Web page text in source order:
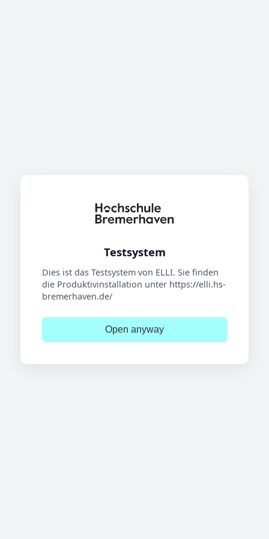
Testsystem
Dies ist das Testsystem von ELLI. Sie finden
die Produktivinstallation unter https://elli.hs-
bremerhaven.de/
Open anyway